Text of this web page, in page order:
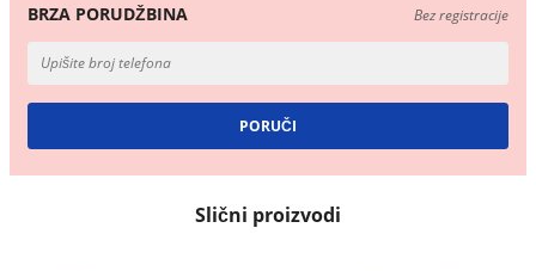
BRZA PORUDŽBINA Bez registracije
Slični proizvodi